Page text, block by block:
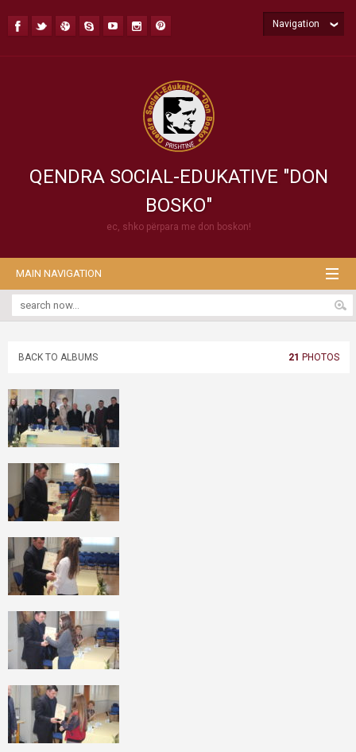
QENDRA SOCIAL-EDUKATIVE "DON
BOSKO"
ec, shko përpara me don boskon!
Navigation
MAIN NAVIGATION
BACK TO ALBUMS 21 PHOTOS